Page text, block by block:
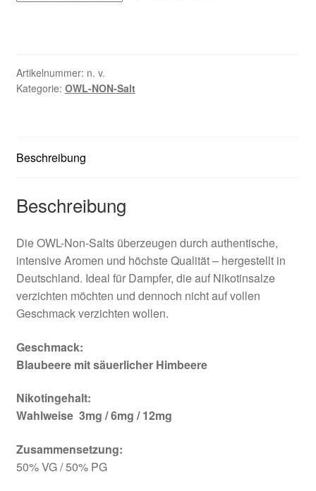
Artikelnummer: n. v.
Kategorie: OWL-NON-Salt
Beschreibung
Beschreibung
Die OWL-Non-Salts überzeugen durch authentische,
intensive Aromen und höchste Qualität – hergestellt in
Deutschland. Ideal für Dampfer, die auf Nikotinsalze
verzichten möchten und dennoch nicht auf vollen
Geschmack verzichten wollen.
Geschmack:
Blaubeere mit säuerlicher Himbeere
Nikotingehalt:
Wahlweise 3mg / 6mg / 12mg
Zusammensetzung:
50% VG / 50% PG